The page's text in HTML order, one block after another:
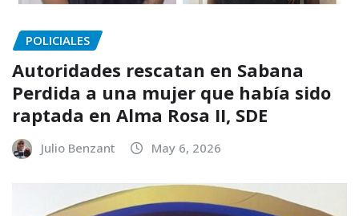
POLICIALES
Autoridades rescatan en Sabana
Perdida a una mujer que había sido
raptada en Alma Rosa II, SDE
Julio Benzant May 6, 2026